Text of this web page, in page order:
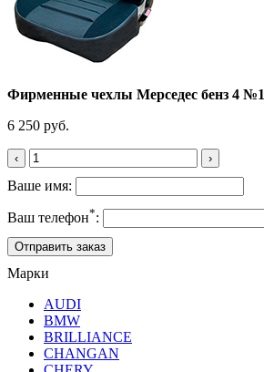
Фирменные чехлы Мерседес бенз 4 №1
6 250 руб.
‹ ›
Ваше имя:
Ваш телефон*:
Марки
AUDI
BMW
BRILLIANCE
CHANGAN